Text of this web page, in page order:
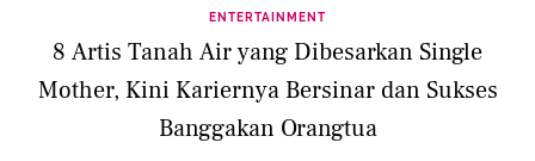
ENTERTAINMENT
8 Artis Tanah Air yang Dibesarkan Single
Mother, Kini Kariernya Bersinar dan Sukses
Banggakan Orangtua